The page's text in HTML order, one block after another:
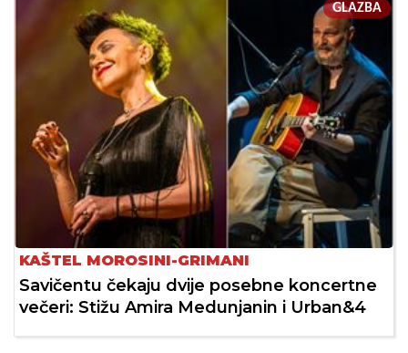
GLAZBA
KAŠTEL MOROSINI-GRIMANI
Savičentu čekaju dvije posebne koncertne
večeri: Stižu Amira Medunjanin i Urban&4